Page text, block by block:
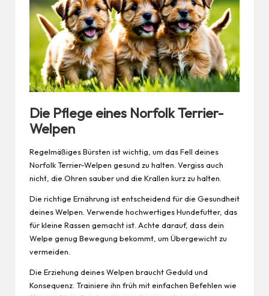
Die Pflege eines Norfolk Terrier-
Welpen
Regelmäßiges Bürsten ist wichtig, um das Fell deines
Norfolk Terrier-Welpen gesund zu halten. Vergiss auch
nicht, die Ohren sauber und die Krallen kurz zu halten.
Die richtige Ernährung ist entscheidend für die Gesundheit
deines Welpen. Verwende hochwertiges Hundefutter, das
für kleine Rassen gemacht ist. Achte darauf, dass dein
Welpe genug Bewegung bekommt, um Übergewicht zu
vermeiden.
Die Erziehung deines Welpen braucht Geduld und
Konsequenz. Trainiere ihn früh mit einfachen Befehlen wie